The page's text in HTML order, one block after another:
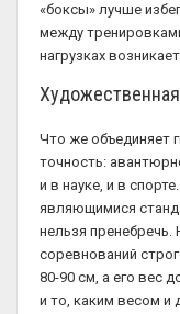
«боксы» лучше
между
нагрузках
Что же объединяет
точность:
и в науке, и в
являющимися
нельзя
соревнований
80-90 см, а его вес
и то, каким весом и